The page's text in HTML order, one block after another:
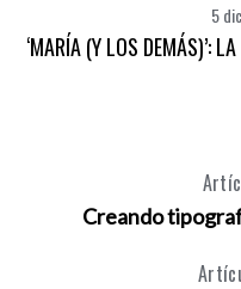
5
‘MARÍA (Y LOS DEMÁS)’:
Creando